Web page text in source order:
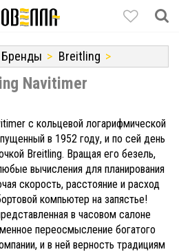
Бренды Breitling
Navitimer
с кольцевой логарифмической
в 1952 году, и по сей день
Breitling. Вращая его безель,
вычисления для планирования
скорость, расстояние и расход
компьютер на запястье!
в часовом салоне
переосмысление богатого
и в ней верность традициям